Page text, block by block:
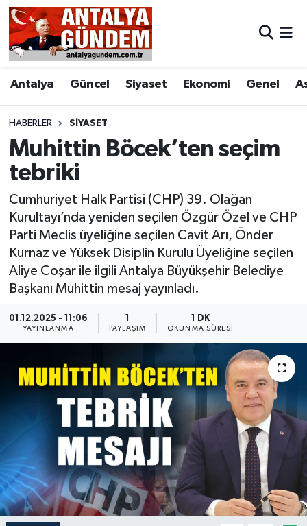
Antalya Güncel Siyaset Ekonomi Genel
HABERLER SIYASET
Muhittin Böcek’ten seçim
tebriki
Cumhuriyet Halk Partisi (CHP) 39. Olağan
Kurultayı’nda yeniden seçilen Özgür Özel ve CHP
Parti Meclis üyeliğine seçilen Cavit Arı, Önder
Kurnaz ve Yüksek Disiplin Kurulu Üyeliğine seçilen
Aliye Coşar ile ilgili Antalya Büyükşehir Belediye
Başkanı Muhittin mesaj yayınladı.
01.12.2025 - 11:06
YAYINLANMA
1
PAYLAŞIM
1 DK
OKUNMA SÜRESI
Antalya
Asayiş
Bilim & Teknoloji
Bölge
EĞİTİM
Ekonomi
Görüntülü Haber
Güncel
Kültür & Sanat
Magazin
Resmi İlan
Sağlık & Yaşam
Siyaset
Antalya Nöbetçi Eczaneler
Antalya Hava Durumu
Antalya Namaz Vakitleri
Antalya Trafik Yoğunluk Haritası
Süper Lig Puan Durumu ve Fikstür
Tüm Manşetler
Son Dakika Haberleri
Haber Arşivi